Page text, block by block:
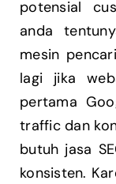
potensial
anda
mesin
lagi jika
pertama
traffic dan
butuh jasa
konsisten.